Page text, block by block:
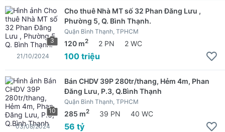
3
Cho thuê Nhà MT số 32 Phan Đăng Lưu ,
Phường 5, Q. Bình Thạnh.
Quận Bình Thạnh, TPHCM
120 m2 2 PN 2 WC
100 triệu
21/10/2024
10
Bán CHDV 39P 280tr/thang, Hẻm 4m, Phan
Đăng Lưu, P.3, Q.Bình Thạnh
Quận Bình Thạnh, TPHCM
285 m2 39 PN 40 WC
56 tỷ
03/08/2024